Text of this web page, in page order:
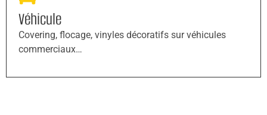
Véhicule
Covering, flocage, vinyles décoratifs sur véhicules
commerciaux…